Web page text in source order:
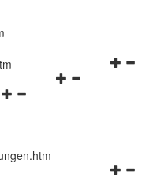
Navigationsmenü
Navigationsmenü